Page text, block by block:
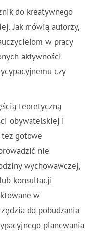
do kreatywnego
Jak mówią autorzy,
w pracy
aktywności
czy
teoretyczną
obywatelskiej i
gotowe
nie
wychowawczej,
konsultacji
w
do pobudzania
planowania